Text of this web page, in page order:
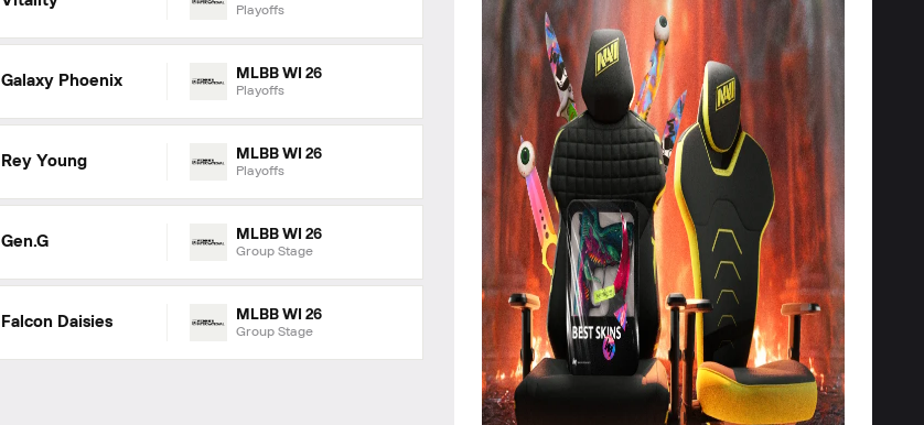
Playoffs
Galaxy Phoenix MLBB WI 26
Playoffs
Rey Young MLBB WI 26
Playoffs
Gen.G MLBB WI 26
Group Stage
Falcon Daisies MLBB WI 26
Group Stage